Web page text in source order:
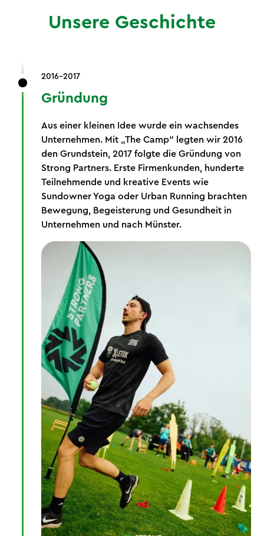
Unsere Geschichte
2016-2017
Gründung
Aus einer kleinen Idee wurde ein wachsendes
Unternehmen. Mit „The Camp“ legten wir 2016
den Grundstein, 2017 folgte die Gründung von
Strong Partners. Erste Firmenkunden, hunderte
Teilnehmende und kreative Events wie
Sundowner Yoga oder Urban Running brachten
Bewegung, Begeisterung und Gesundheit in
Unternehmen und nach Münster.